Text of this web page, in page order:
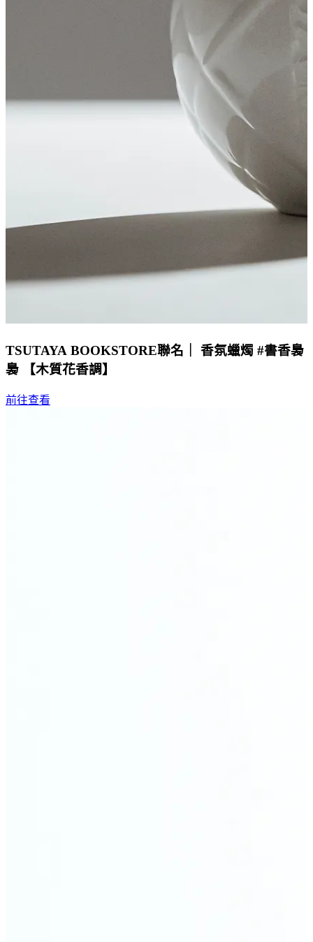
TSUTAYA BOOKSTORE聯名｜ 香氛蠟燭 #書香裊
裊 【木質花香調】
前往查看